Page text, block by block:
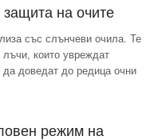
на очите
със слънчеви очила. Те
които увреждат
да доведат до редица очни
режим на